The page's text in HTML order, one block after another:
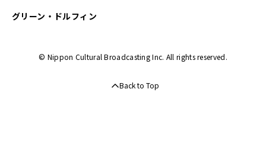
グリーン・ドルフィン
© Nippon Cultural Broadcasting Inc. All rights reserved.
Back to Top